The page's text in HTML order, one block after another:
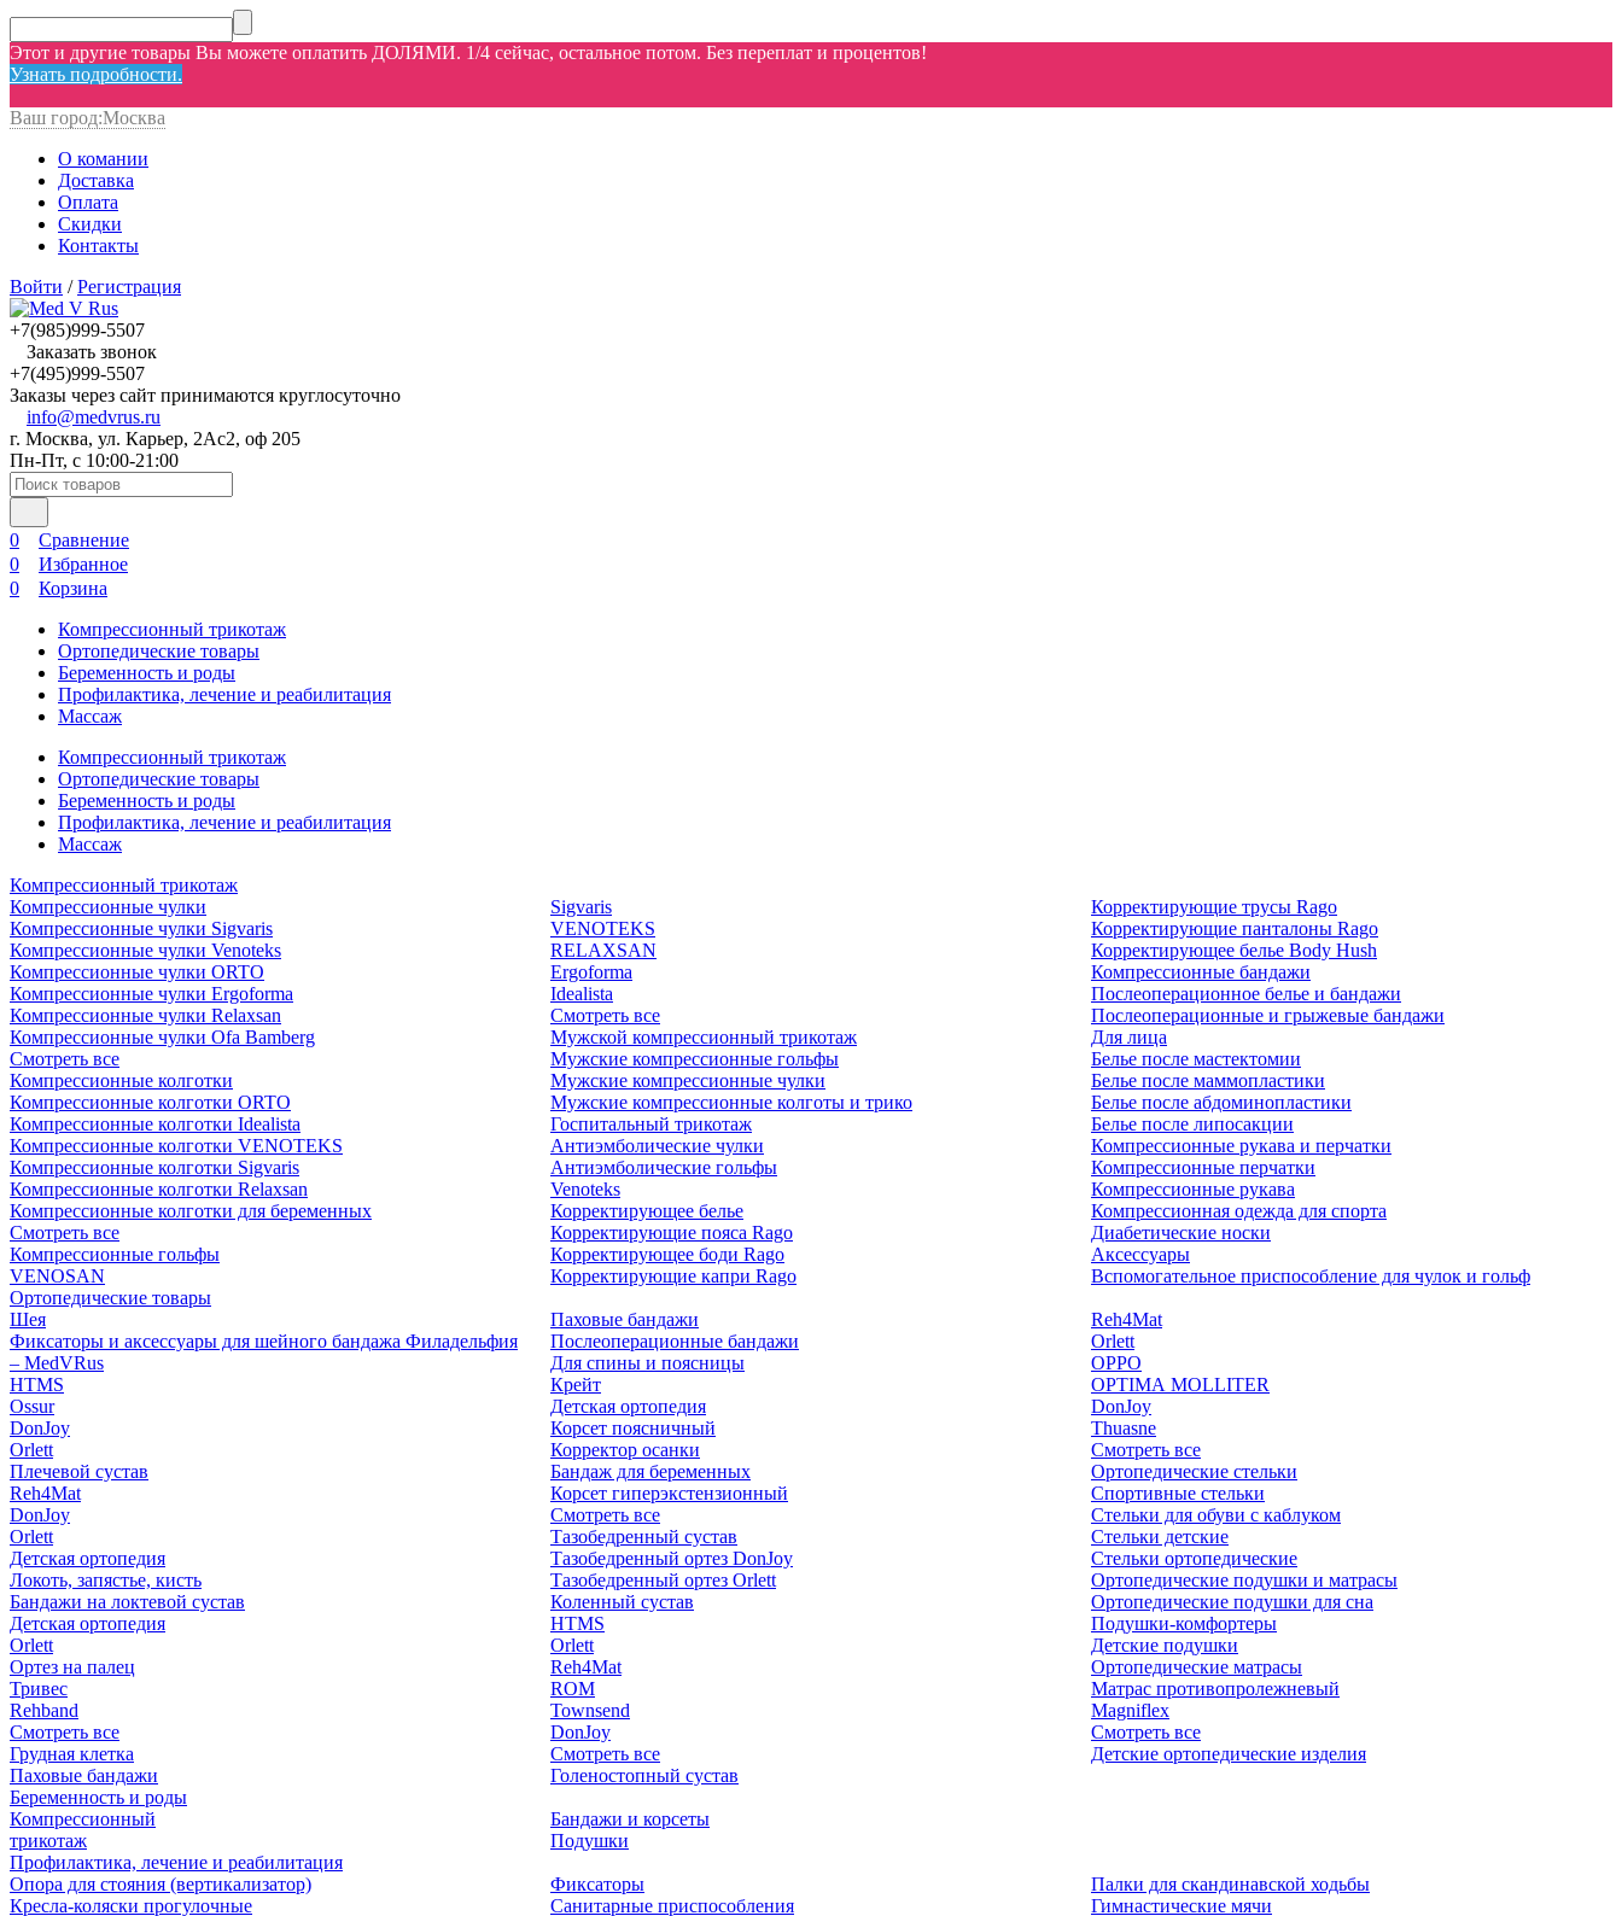
Этот и другие товары Вы можете оплатить ДОЛЯМИ. 1/4 сейчас, остальное потом. Без переплат и процентов!
Узнать подробности.
Ваш город:Москва
О комании
Доставка
Оплата
Скидки
Контакты
Войти /Регистрация
+7(985)999-5507
Заказать звонок
+7(495)999-5507
Заказы через сайт принимаются круглосуточно
info@medvrus.ru
г. Москва, ул. Карьер, 2Ас2, оф 205
Пн-Пт, с 10:00-21:00
0
Сравнение
0
Избранное
0
Корзина
Компрессионный трикотаж
Ортопедические товары
Беременность и роды
Профилактика, лечение и реабилитация
Массаж
Компрессионный трикотаж
Ортопедические товары
Беременность и роды
Профилактика, лечение и реабилитация
Массаж
Компрессионный трикотаж
Компрессионные чулки
Компрессионные чулки Sigvaris
Компрессионные чулки Venoteks
Компрессионные чулки ORTO
Компрессионные чулки Ergoforma
Компрессионные чулки Relaxsan
Компрессионные чулки Ofa Bamberg
Смотреть все
Компрессионные колготки
Компрессионные колготки ORTO
Компрессионные колготки Idealista
Компрессионные колготки VENOTEKS
Компрессионные колготки Sigvaris
Компрессионные колготки Relaxsan
Компрессионные колготки для беременных
Смотреть все
Компрессионные гольфы
VENOSAN
Sigvaris
VENOTEKS
RELAXSAN
Ergoforma
Idealista
Смотреть все
Мужской компрессионный трикотаж
Мужские компрессионные гольфы
Мужские компрессионные чулки
Мужские компрессионные колготы и трико
Госпитальный трикотаж
Антиэмболические чулки
Антиэмболические гольфы
Venoteks
Корректирующее белье
Корректирующие пояса Rago
Корректирующее боди Rago
Корректирующие капри Rago
Корректирующие трусы Rago
Корректирующие панталоны Rago
Корректирующее белье Body Hush
Компрессионные бандажи
Послеоперационное белье и бандажи
Послеоперационные и грыжевые бандажи
Для лица
Белье после мастектомии
Белье после маммопластики
Белье после абдоминопластики
Белье после липосакции
Компрессионные рукава и перчатки
Компрессионные перчатки
Компрессионные рукава
Компрессионная одежда для спорта
Диабетические носки
Аксессуары
Вспомогательное приспособление для чулок и гольф
Ортопедические товары
Шея
Фиксаторы и аксессуары для шейного бандажа Филадельфия
– MedVRus
HTMS
Ossur
DonJoy
Orlett
Плечевой сустав
Reh4Mat
DonJoy
Orlett
Детская ортопедия
Локоть, запястье, кисть
Бандажи на локтевой сустав
Детская ортопедия
Orlett
Ортез на палец
Тривес
Rehband
Смотреть все
Грудная клетка
Паховые бандажи
Паховые бандажи
Послеоперационные бандажи
Для спины и поясницы
Крейт
Детская ортопедия
Корсет поясничный
Корректор осанки
Бандаж для беременных
Корсет гиперэкстензионный
Смотреть все
Тазобедренный сустав
Тазобедренный ортез DonJoy
Тазобедренный ортез Orlett
Коленный сустав
HTMS
Orlett
Reh4Mat
ROM
Townsend
DonJoy
Смотреть все
Голеностопный сустав
Reh4Mat
Orlett
OPPO
OPTIMA MOLLITER
DonJoy
Thuasne
Смотреть все
Ортопедические стельки
Спортивные стельки
Стельки для обуви с каблуком
Стельки детские
Стельки ортопедические
Ортопедические подушки и матрасы
Ортопедические подушки для сна
Подушки-комфортеры
Детские подушки
Ортопедические матрасы
Матрас противопролежневый
Magniflex
Смотреть все
Детские ортопедические изделия
Беременность и роды
Компрессионный
трикотаж
Бандажи и корсеты
Подушки
Профилактика, лечение и реабилитация
Опора для стояния (вертикализатор)
Кресла-коляски прогулочные
Фиксаторы
Санитарные приспособления
Палки для скандинавской ходьбы
Гимнастические мячи